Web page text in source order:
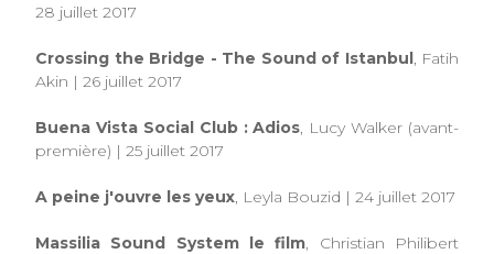
28 juillet 2017
Crossing the Bridge - The Sound of Istanbul, Fatih
Akin | 26 juillet 2017
Buena Vista Social Club : Adios, Lucy Walker (avant-
première) | 25 juillet 2017
A peine j'ouvre les yeux, Leyla Bouzid | 24 juillet 2017
Massilia Sound System le film, Christian Philibert